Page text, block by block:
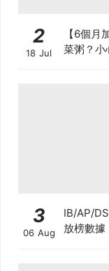
2
18 Jul
【6個月
菜粥？小
3
06 Aug
IB/AP/
放榜數據